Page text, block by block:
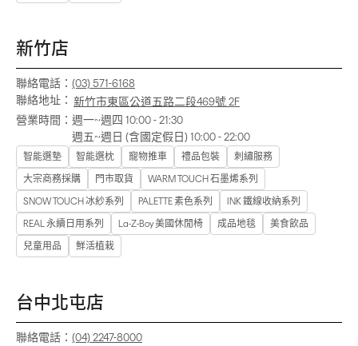
新竹店
聯絡電話： (03) 571-6168
聯絡地址： 新竹市東區公道五路二段469號 2F
營業時間： 週一~週四 10:00 - 21:30
週五~週日 (含國定假日) 10:00 - 22:00
智能選墊 智能選枕 寵物推車 禮品包裝
刺繡服務
大宗商務採購
門市取貨
WARM TOUCH 石墨烯系列
SNOW TOUCH 冰紗系列
PALETTE 素色系列
INK 鐵線收納系列
REAL 永續日用系列
La-Z-Boy 美國休閒椅 成品地毯
美食飲品
兒童用品
鮮活植栽
台中北屯店
聯絡電話： (04) 2247-8000